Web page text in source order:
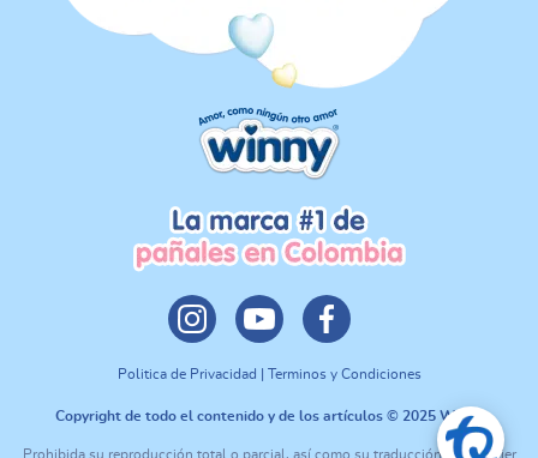
Politica de Privacidad | Terminos y Condiciones
Copyright de todo el contenido y de los artículos © 2025 Winny
Prohibida su reproducción total o parcial, así como su traducción a cualquier